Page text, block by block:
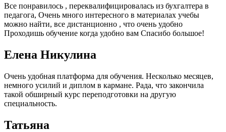
Все понравилось , переквалифицировалась из бухгалтера в
педагога, Очень много интересного в материалах учебы
можно найти, все дистанционно , что очень удобно
Проходишь обучение когда удобно вам Спасибо большое!
Елена Никулина
Очень удобная платформа для обучения. Несколько месяцев,
немного усилий и диплом в кармане. Рада, что закончила
такой обширный курс переподготовки на другую
специальность.
Татьяна